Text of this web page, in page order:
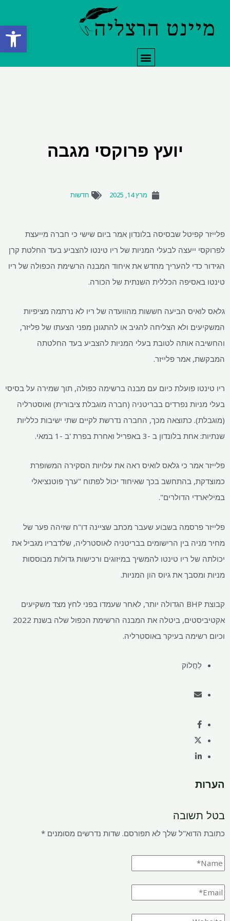
פתח
תפריט
יועץ פרוקסי מגבה
מרץ 14, 2025 חדשות
פלייזר קפיטל שבסיסה בלונדון אמר ביום שישי כי חברה מייעצת
לפרוקסי ייעצה לבעלי המניות של ריו טינטו להצביע בעד החלטת קרן
הגידור כדי להעריך מחדש את איחוד המבנה הרשימת הכפולה של ריו
טינטו באסיפה הכללית השנתית של הכורה.
גלאס לואיס הביעה חששות מהוועדה של ריו לא נרתמה מציפיות
המשקיעים ולא הצליחה להגיב או להתגונן מפני הצעתו של פליזר,
והחשיבה אותה לטובת בעלי המניות להצביע בעד החלטתה
המבקשת, אמר פלייזר.
ריו טינטו פועלת כיום עם מבנה ברשימה כפולה, תוך שמירה על בסיסי
בעלי מניות נפרדים בבריטניה (חברה מוגבלת ציבורית) ואוסטרליה
(מוגבלת). כתוצאה מכך, החברה נדרשת לקיים שתי ישיבות כלליות
שנתיות: אחת בלונדון ב -3 באפריל ואחרת בפרת 'ב -1 במאי.
פלייזר אמר כי גלאס לואיס ראה את עלויות הסקירה המשופרת
כמוצדקת, בהתחשב בכך שאיחוד יכול לפתוח "ערך פוטנציאלי
במיליארדי הדולרים".
פלייזר פרסמה בשבוע שעבר מכתב שציינה דו"ח שזיהה פער של
מחיר מניה בין הרישומים בבריטניה לאוסטרליה, שלדבריו מגביל את
יכולתה של ריו טינטו להמשיך במיזוגים ורכישות גדולות מבוססות
מניות ומסבך את גיוס הון המניות.
קבוצת BHP הגדולה יותר, לאחר שעמדו בפני לחץ מצד משקיעים
אקטיביסטים, ביטלה את המבנה הרשימת הכפול שלה בשנת 2022
וכיום רשימה בעיקר באוסטרליה.
לַחֲלוֹק
הערות
בטל תשובה
כתובת הדוא"ל שלך לא תפורסם. שדות נדרשים מסומנים *